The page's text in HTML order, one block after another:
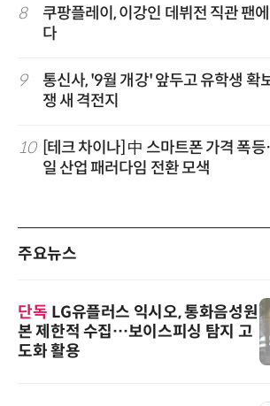
8
쿠팡플레이, 이강인 데뷔전 직관 팬
다
9
통신사, '9월 개강' 앞두고 유학생 확
쟁 새 격전지
10
[테크 차이나] 中 스마트폰 가격 폭
일 산업 패러다임 전환 모색
주요뉴스
단독 LG유플러스 익시오, 통화음성원
본 제한적 수집…보이스피싱 탐지 고
도화 활용